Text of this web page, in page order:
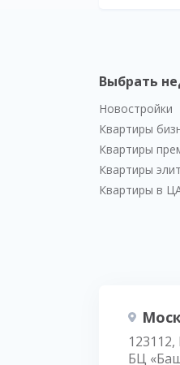
Выбрать
Новостройки
Квартиры
Квартиры
Квартиры
Квартиры в
123112,
БЦ